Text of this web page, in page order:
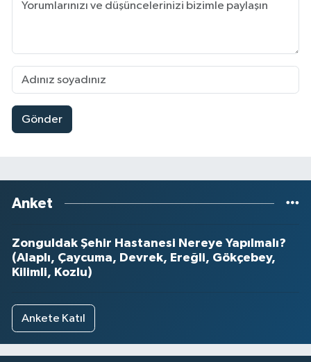
Gönder
Anket
Zonguldak Şehir Hastanesi Nereye Yapılmalı?
(Alaplı, Çaycuma, Devrek, Ereğli, Gökçebey,
Kilimli, Kozlu)
Ankete Katıl